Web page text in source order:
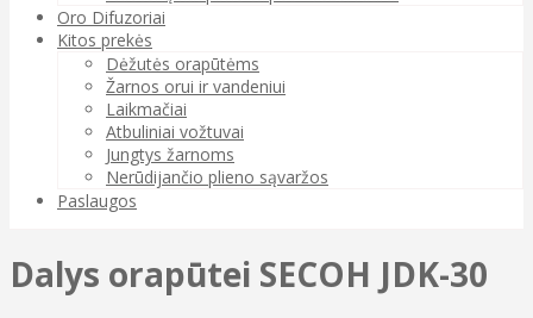
Oro Difuzoriai
Kitos prekės
Dėžutės orapūtėms
Žarnos orui ir vandeniui
Laikmačiai
Atbuliniai vožtuvai
Jungtys žarnoms
Nerūdijančio plieno sąvaržos
Paslaugos
Dalys orapūtei SECOH JDK-30